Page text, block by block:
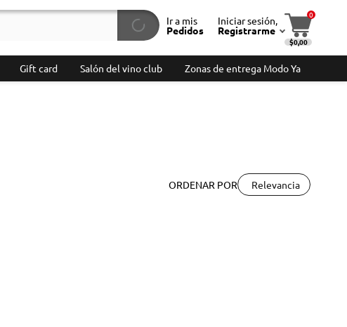
Ir a mis
Pedidos
Iniciar sesión,
Registrarme
0
$0,00
Gift card Salón del vino club Zonas de entrega Modo Ya
ORDENAR POR Relevancia